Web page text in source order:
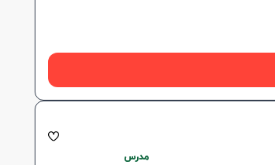
مدرس